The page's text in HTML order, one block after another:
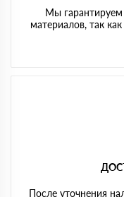
Мы
материалов, так
После уточнения